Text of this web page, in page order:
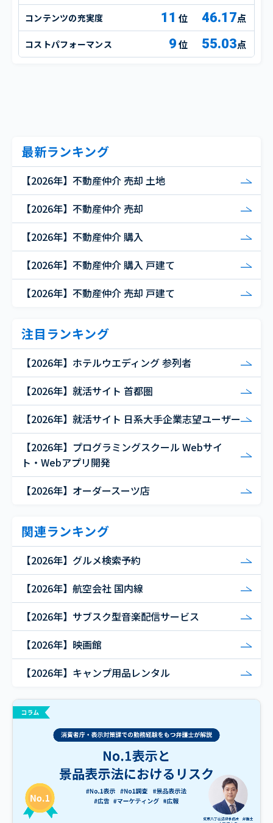
コンテンツの充実度 11 46.17点
コストパフォーマンス 9 55.03点
最新ランキング
【2026年】不動産仲介 売却 土地
【2026年】不動産仲介 売却
【2026年】不動産仲介 購入
【2026年】不動産仲介 購入 戸建て
【2026年】不動産仲介 売却 戸建て
注目ランキング
【2026年】ホテルウエディング 参列者
【2026年】就活サイト 首都圏
【2026年】就活サイト 日系大手企業志望ユーザー
【2026年】プログラミングスクール Webサイ
ト・Webアプリ開発
【2026年】オーダースーツ店
関連ランキング
【2026年】グルメ検索予約
【2026年】航空会社 国内線
【2026年】サブスク型音楽配信サービス
【2026年】映画館
【2026年】キャンプ用品レンタル